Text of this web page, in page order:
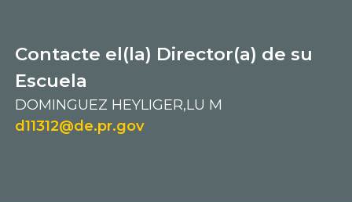
Contacte el(la) Director(a) de su
Escuela
DOMINGUEZ HEYLIGER,LU M
d11312@de.pr.gov